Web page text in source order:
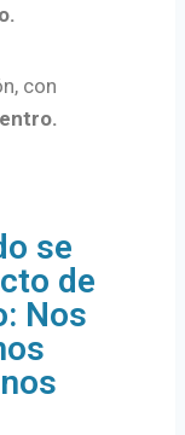
con
se
de
Nos